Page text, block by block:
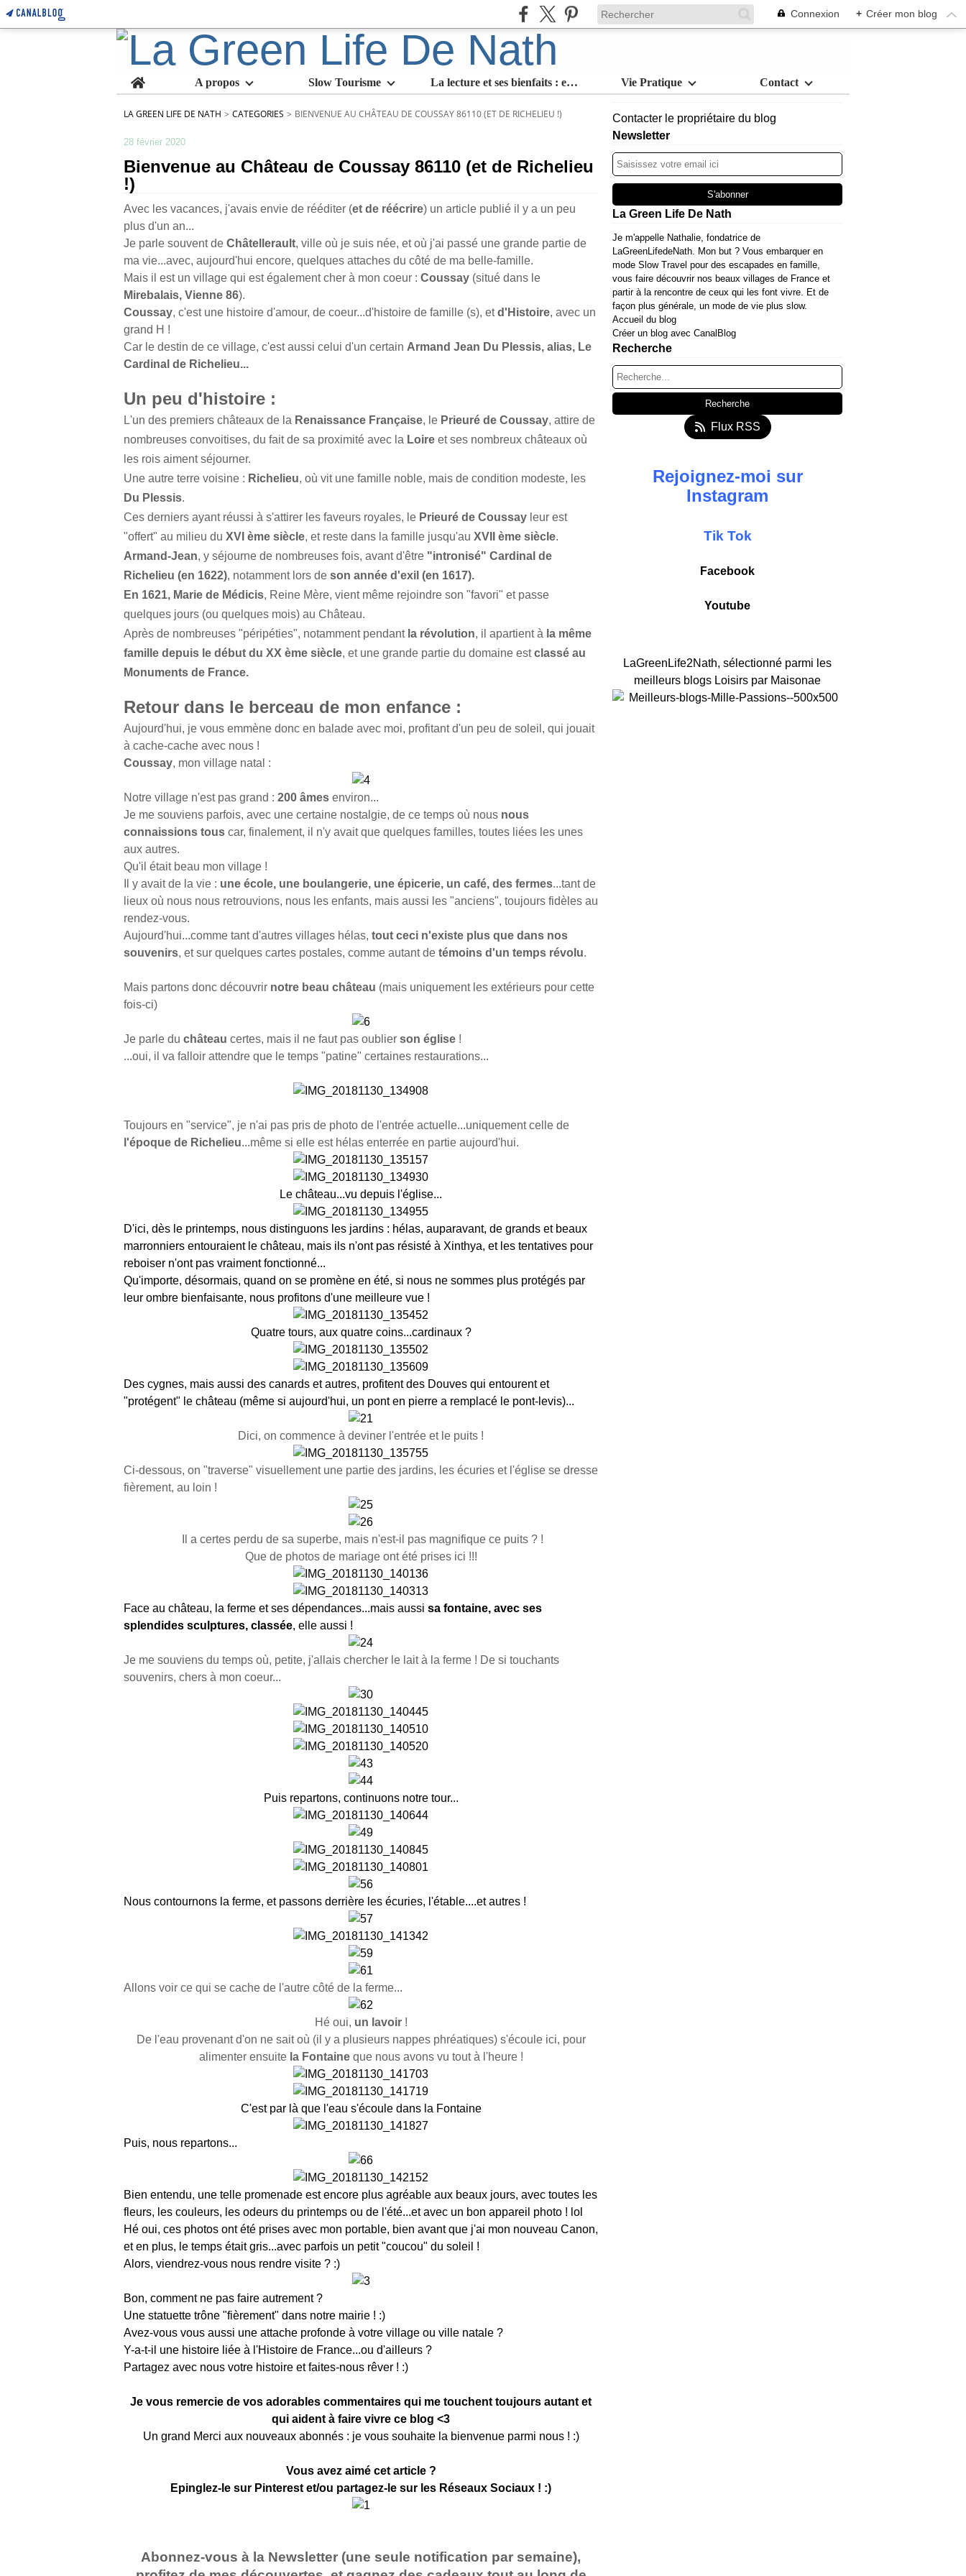
Connexion + Créer mon blog
Home A propos Slow Tourisme La lecture et ses bienfaits : en quoi est-ce l'activité slow par excellence Vie Pratique Contact
LA GREEN LIFE DE NATH > CATEGORIES > BIENVENUE AU CHÂTEAU DE COUSSAY 86110 (ET DE RICHELIEU !)
28 février 2020
Bienvenue au Château de Coussay 86110 (et de Richelieu
!)
Avec les vacances, j'avais envie de rééditer (et de réécrire) un article publié il y a un peu
plus d'un an...
Je parle souvent de Châtellerault, ville où je suis née, et où j'ai passé une grande partie de
ma vie...avec, aujourd'hui encore, quelques attaches du côté de ma belle-famille.
Mais il est un village qui est également cher à mon coeur : Coussay (situé dans le
Mirebalais, Vienne 86).
Coussay, c'est une histoire d'amour, de coeur...d'histoire de famille (s), etd'Histoire, avec un
grand H !
Car le destin de ce village, c'est aussi celui d'un certain Armand Jean Du Plessis, alias, Le
Cardinal de Richelieu...
Un peu d'histoire :
L'un des premiers châteaux de la Renaissance Française, le Prieuré de Coussay, attire de
nombreuses convoitises, du fait de sa proximité avec la Loire et ses nombreux châteaux où
les rois aiment séjourner.
Une autre terre voisine : Richelieu, où vit une famille noble, mais de condition modeste, les
Du Plessis.
Ces derniers ayant réussi à s'attirer les faveurs royales, le Prieuré de Coussay leur est
"offert" au milieu du XVI ème siècle, et reste dans la famille jusqu'au XVII ème siècle.
Armand-Jean, y séjourne de nombreuses fois, avant d'être "intronisé" Cardinal de
Richelieu (en 1622), notamment lors de son année d'exil (en 1617).
En 1621, Marie de Médicis, Reine Mère, vient même rejoindre son "favori" et passe
quelques jours (ou quelques mois) au Château.
Après de nombreuses "péripéties", notamment pendant la révolution, il apartient à la même
famille depuis le début du XX ème siècle, et une grande partie du domaine estclassé au
Monuments de France.
Retour dans le berceau de mon enfance :
Aujourd'hui, je vous emmène donc en balade avec moi, profitant d'un peu de soleil, qui jouait
à cache-cache avec nous !
Coussay, mon village natal :
Notre village n'est pas grand : 200 âmes environ...
Je me souviens parfois, avec une certaine nostalgie, de ce temps où nous nous
connaissions tous car, finalement, il n'y avait que quelques familles, toutes liées les unes
aux autres.
Qu'il était beau mon village !
Il y avait de la vie : une école, une boulangerie, une épicerie, un café, des fermes...tant de
lieux où nous nous retrouvions, nous les enfants, mais aussi les "anciens", toujours fidèles au
rendez-vous.
Aujourd'hui...comme tant d'autres villages hélas, tout ceci n'existe plus que dans nos
souvenirs, et sur quelques cartes postales, comme autant de témoins d'un temps révolu.
Mais partons donc découvrir notre beau château (mais uniquement les extérieurs pour cette
fois-ci)
Je parle du château certes, mais il ne faut pas oublier son église !
...oui, il va falloir attendre que le temps "patine" certaines restaurations...
Toujours en "service", je n'ai pas pris de photo de l'entrée actuelle...uniquement celle de
l'époque de Richelieu...même si elle est hélas enterrée en partie aujourd'hui.
Le château...vu depuis l'église...
D'ici, dès le printemps, nous distinguons les jardins : hélas, auparavant, de grands et beaux
marronniers entouraient le château, mais ils n'ont pas résisté à Xinthya, et les tentatives pour
reboiser n'ont pas vraiment fonctionné...
Qu'importe, désormais, quand on se promène en été, si nous ne sommes plus protégés par
leur ombre bienfaisante, nous profitons d'une meilleure vue !
Quatre tours, aux quatre coins...cardinaux ?
Des cygnes, mais aussi des canards et autres, profitent des Douves qui entourent et
"protégent" le château (même si aujourd'hui, un pont en pierre a remplacé le pont-levis)...
Dici, on commence à deviner l'entrée et le puits !
Ci-dessous, on "traverse" visuellement une partie des jardins, les écuries et l'église se dresse
fièrement, au loin !
Il a certes perdu de sa superbe, mais n'est-il pas magnifique ce puits ? !
Que de photos de mariage ont été prises ici !!!
Face au château, la ferme et ses dépendances...mais aussi sa fontaine, avec ses
splendides sculptures, classée, elle aussi !
Je me souviens du temps où, petite, j'allais chercher le lait à la ferme ! De si touchants
souvenirs, chers à mon coeur...
Puis repartons, continuons notre tour...
Nous contournons la ferme, et passons derrière les écuries, l'étable....et autres !
Allons voir ce qui se cache de l'autre côté de la ferme...
Hé oui, un lavoir!
De l'eau provenant d'on ne sait où (il y a plusieurs nappes phréatiques) s'écoule ici, pour
alimenter ensuite la Fontaineque nous avons vu tout à l'heure !
C'est par là que l'eau s'écoule dans la Fontaine
Puis, nous repartons...
Bien entendu, une telle promenade est encore plus agréable aux beaux jours, avec toutes les
fleurs, les couleurs, les odeurs du printemps ou de l'été...et avec un bon appareil photo ! lol
Hé oui, ces photos ont été prises avec mon portable, bien avant que j'ai mon nouveau Canon,
et en plus, le temps était gris...avec parfois un petit "coucou" du soleil !
Alors, viendrez-vous nous rendre visite ? :)
Bon, comment ne pas faire autrement ?
Une statuette trône "fièrement" dans notre mairie ! :)
Avez-vous vous aussi une attache profonde à votre village ou ville natale ?
Y-a-t-il une histoire liée à l'Histoire de France...ou d'ailleurs ?
Partagez avec nous votre histoire et faites-nous rêver ! :)
Je vous remercie de vos adorables commentaires qui me touchent toujours autant et
qui aident à faire vivre ce blog <3
Un grand Merci aux nouveaux abonnés : je vous souhaite la bienvenue parmi nous ! :)
Vous avez aimé cet article ?
Epinglez-le sur Pinterest et/ou partagez-le sur les Réseaux Sociaux ! :)
Abonnez-vous à la Newsletter (une seule notification par semaine),
Contacter le propriétaire du blog
Newsletter
La Green Life De Nath
Je m'appelle Nathalie, fondatrice de
LaGreenLifedeNath. Mon but ? Vous embarquer en
mode Slow Travel pour des escapades en famille,
vous faire découvrir nos beaux villages de France et
partir à la rencontre de ceux qui les font vivre. Et de
façon plus générale, un mode de vie plus slow.
Accueil du blog
Créer un blog avec CanalBlog
Recherche
Flux RSS
Rejoignez-moi sur
Instagram
Tik Tok
Facebook
Youtube
LaGreenLife2Nath, sélectionné parmi les
meilleurs blogs Loisirs par Maisonae